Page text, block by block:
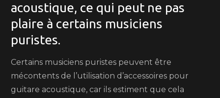
acoustique, ce qui peut ne pas
plaire à certains musiciens
puristes.
Certains musiciens puristes peuvent être
mécontents de l’utilisation d’accessoires pour
guitare acoustique, car ils estiment que cela